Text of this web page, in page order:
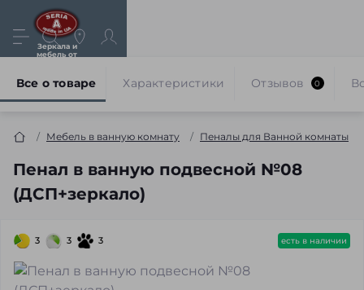
Зеркала и
мебель от
Мебель в ванную комнату Пеналы для Ванной комнаты
Пенал в ванную подвесной №08
(ДСП+зеркало)
Все о товаре Характеристики Отзывов 0
3 3 3 есть в наличии